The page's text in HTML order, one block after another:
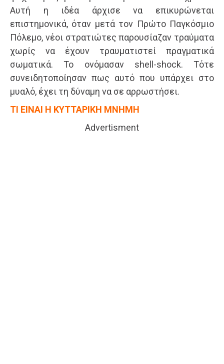
Αυτή η ιδέα άρχισε να επικυρώνεται
επιστημονικά, όταν μετά τον Πρώτο Παγκόσμιο
Πόλεμο, νέοι στρατιώτες παρουσίαζαν τραύματα
χωρίς να έχουν τραυματιστεί πραγματικά
σωματικά. Το ονόμασαν shell-shock. Τότε
συνειδητοποίησαν πως αυτό που υπάρχει στο
μυαλό, έχει τη δύναμη να σε αρρωστήσει.
ΤΙ ΕΙΝΑΙ Η ΚΥΤΤΑΡΙΚΗ ΜΝΗΜΗ
Advertisment